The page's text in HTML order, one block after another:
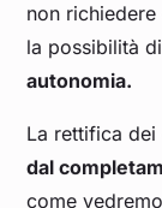
non
la possibilità di
autonomia.
La rettifica
dal
come